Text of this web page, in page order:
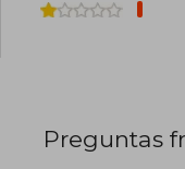
Preguntas